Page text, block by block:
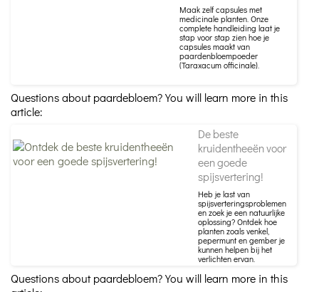
Maak zelf capsules met
medicinale planten. Onze
complete handleiding laat je
stap voor stap zien hoe je
capsules maakt van
paardenbloempoeder
(Taraxacum officinale).
Questions about paardebloem? You will learn more in this
article:
De beste
kruidentheeën voor
een goede
spijsvertering!
Heb je last van
spijsverteringsproblemen
en zoek je een natuurlijke
oplossing? Ontdek hoe
planten zoals venkel,
pepermunt en gember je
kunnen helpen bij het
verlichten ervan.
Questions about paardebloem? You will learn more in this